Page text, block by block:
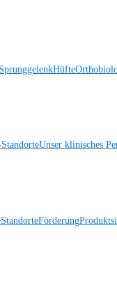
Hüfte
Unser klinisches
StandorteFörderung